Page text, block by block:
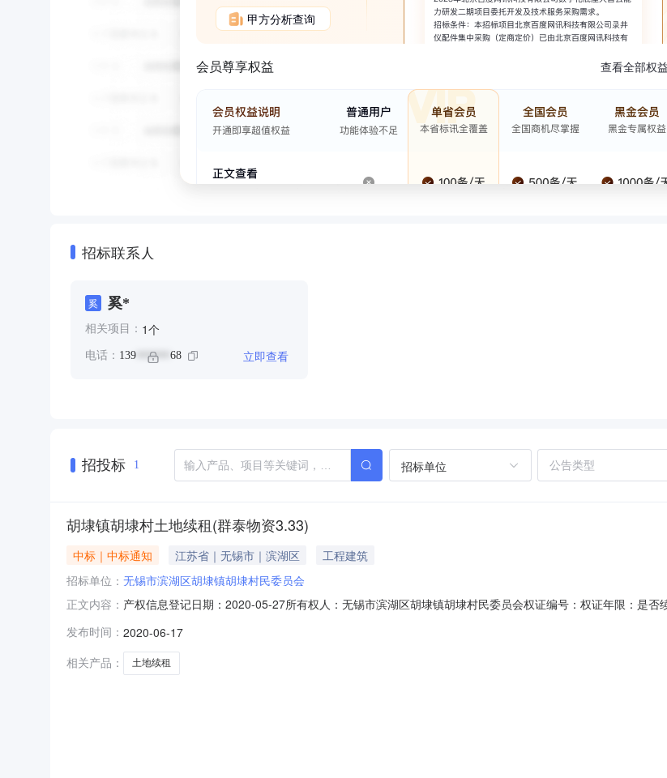
甲方分析查询
会员尊享权益 查看全部权益
招标联系人
奚 奚*
相关项目： 1个
电话： 139 ****** 68 立即查看
招投标 1 招标单位
胡埭镇胡埭村土地续租(群泰物资3.33)
中标｜中标通知 江苏省｜无锡市｜滨湖区
工程建筑
招标单位： 无锡市滨湖区胡埭镇胡埭村民委员会
正文内容： 产权信息登记日期：2020-05-27所有权人：无锡市滨湖区胡埭镇胡埭村民委员会权证编号：权证年限：是
件1.jpg村民代表大会意见表：村民(成员)代表意见扫描件3.jpg村民(成员)代表意见扫描件1.jpg村民(成员)代
发布时间： 2020-06-17
相关产品：
土地续租